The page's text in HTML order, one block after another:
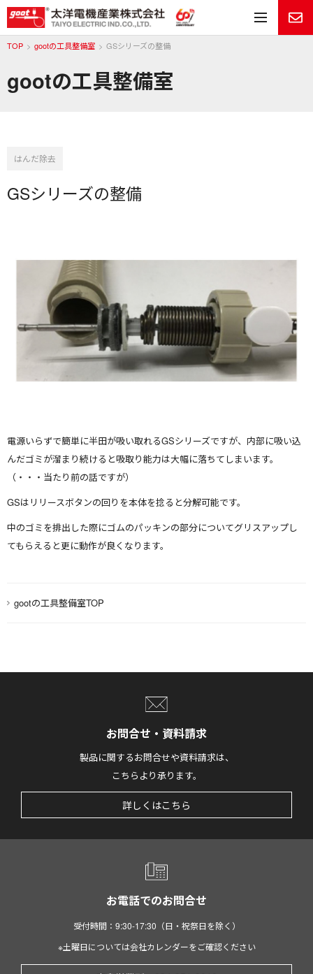
メ
gootの工具整備室
TOP gootの工具整備室 GSシリーズの整備
gootの工具整備室TOP
はんだ除去
GSシリーズの整備
電源いらずで簡単に半⽥が吸い取れるGSシリーズですが、内部に吸い込
んだゴミが溜まり続けると吸取り能⼒は⼤幅に落ちてしまいます。
（・・・当たり前の話ですが）
GSはリリースボタンの回りを本体を捻ると分解可能です。
中のゴミを排出した際にゴムのパッキンの部分についてグリスアップし
てもらえると更に動作が良くなります。
お問合せ・資料請求
製品に関するお問合せや資料請求は、
こちらより承ります。
詳しくはこちら
お電話でのお問合せ
受付時間：9:30-17:30（日・祝祭日を除く）
※土曜日については会社カレンダーをご確認ください